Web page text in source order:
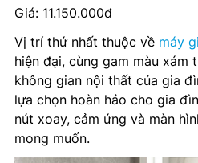
Giá: 11.150.000đ
Vị trí thứ nhất thuộc về máy
hiện đại, cùng gam màu
không gian nội thất của gia
lựa chọn hoàn hảo cho gia
nút xoay, cảm ứng và màn
mong muốn.